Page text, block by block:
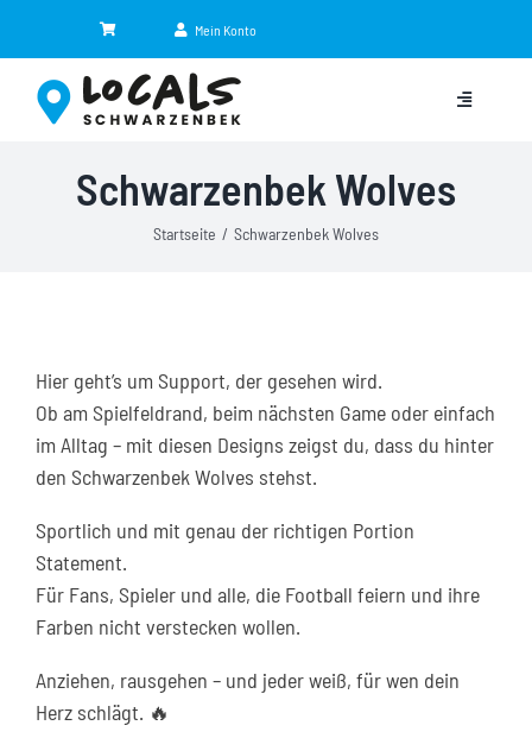
springen
Mein Konto
Toggle
Kategorien
Shop
News
Partner
Kontakt
Schwarzenbek Wolves
Startseite Schwarzenbek Wolves
Hier geht’s um Support, der gesehen wird.
Ob am Spielfeldrand, beim nächsten Game oder einfach
im Alltag – mit diesen Designs zeigst du, dass du hinter
den Schwarzenbek Wolves stehst.
Sportlich und mit genau der richtigen Portion
Statement.
Für Fans, Spieler und alle, die Football feiern und ihre
Farben nicht verstecken wollen.
Anziehen, rausgehen – und jeder weiß, für wen dein
Herz schlägt. 🔥